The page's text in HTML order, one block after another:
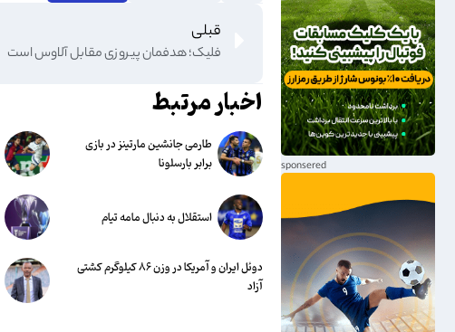
قبلی
فلیک؛ هدفمان پیروزی مقابل آلاوس است
اخبار مرتبط
طارمی جانشین مارتینز در بازی
برابر بارسلونا
استقلال به دنبال مامه تیام
دوئل ایران و آمریکا در وزن ۸۶ کیلوگرم کشتی
آزاد